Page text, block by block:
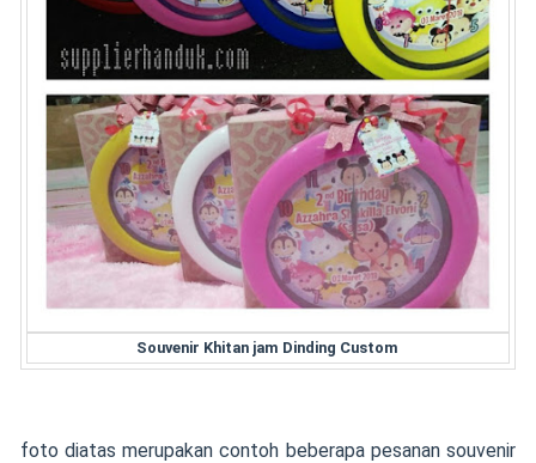
Souvenir Khitan jam Dinding Custom
foto diatas merupakan contoh beberapa pesanan souvenir